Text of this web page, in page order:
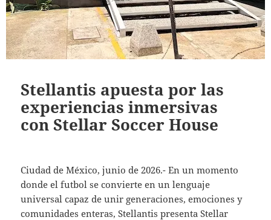
Stellantis apuesta por las
experiencias inmersivas
con Stellar Soccer House
Ciudad de México, junio de 2026.- En un momento
donde el futbol se convierte en un lenguaje
universal capaz de unir generaciones, emociones y
comunidades enteras, Stellantis presenta Stellar